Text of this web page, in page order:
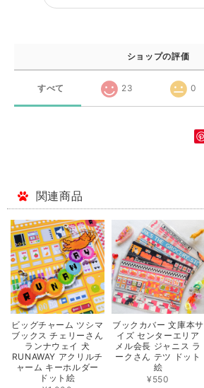
ショップの評価
すべて 23 0
関連商品
ビッグチャーム ツシマ
ブックス チェリーさん
ランナウェイ 犬
RUNAWAY アクリルチ
ャーム キーホルダー
ドット絵
ブックカバー 文庫本サ
イズ センターエリア
メル会長 ジャニス ラ
ークさん テツ ドット
絵
¥550